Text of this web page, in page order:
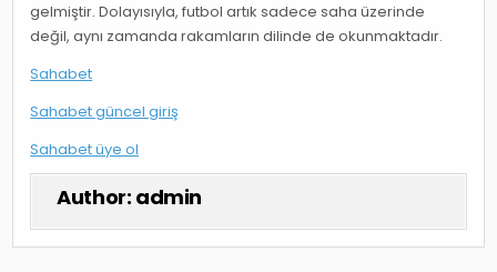
gelmiştir. Dolayısıyla, futbol artık sadece saha üzerinde
değil, aynı zamanda rakamların dilinde de okunmaktadır.
Sahabet
Sahabet güncel giriş
Sahabet üye ol
Author: admin